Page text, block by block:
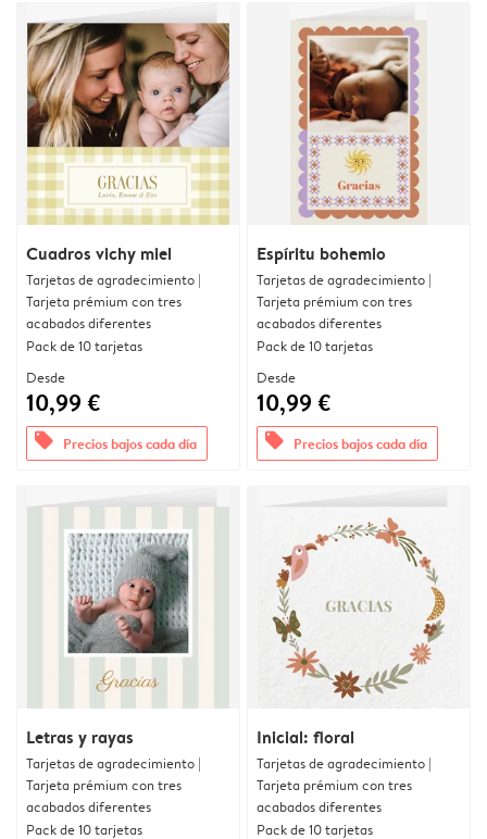
Cuadros vichy miel
Tarjetas de agradecimiento |
Tarjeta prémium con tres
acabados diferentes
Pack de 10 tarjetas
Desde
10,99 €
offers Precios bajos cada día
Espíritu bohemio
Tarjetas de agradecimiento |
Tarjeta prémium con tres
acabados diferentes
Pack de 10 tarjetas
Desde
10,99 €
offers Precios bajos cada día
Letras y rayas
Tarjetas de agradecimiento |
Tarjeta prémium con tres
acabados diferentes
Pack de 10 tarjetas
Inicial: floral
Tarjetas de agradecimiento |
Tarjeta prémium con tres
acabados diferentes
Pack de 10 tarjetas